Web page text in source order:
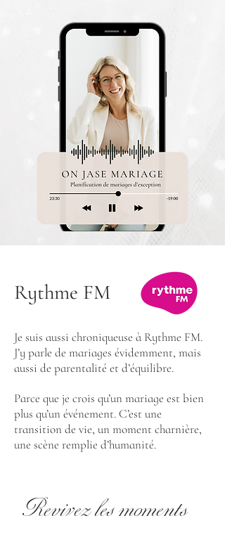
Rythme FM
Je suis aussi chroniqueuse à Rythme FM.
J’y parle de mariages évidemment, mais
aussi de parentalité et d’équilibre.
Parce que je crois qu’un mariage est bien
plus qu’un événement. C’est une
transition de vie, un moment charnière,
une scène remplie d’humanité.
Revivez les moments